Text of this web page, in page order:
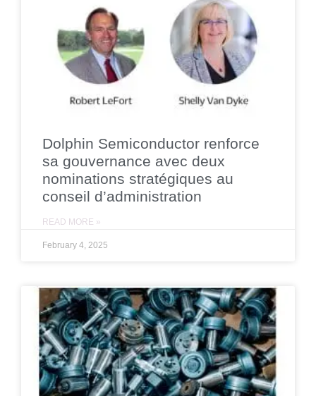
Dolphin Semiconductor renforce
sa gouvernance avec deux
nominations stratégiques au
conseil d’administration
READ MORE »
February 4, 2025